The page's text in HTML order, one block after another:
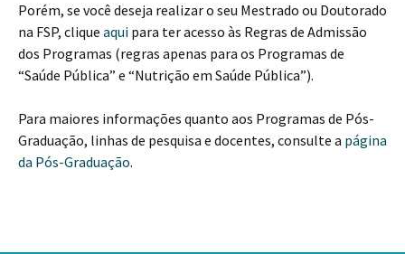
Porém, se você deseja realizar o seu Mestrado ou Doutorado
na FSP, clique aqui para ter acesso às Regras de Admissão
dos Programas (regras apenas para os Programas de
“Saúde Pública” e “Nutrição em Saúde Pública”).
Para maiores informações quanto aos Programas de Pós-
Graduação, linhas de pesquisa e docentes, consulte a página
da Pós-Graduação.